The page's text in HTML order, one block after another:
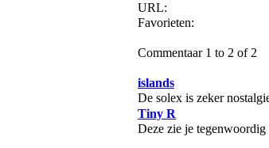
URL:
Favorieten:
Commentaar 1 to 2 of 2
islands
De solex is zeker
Tiny R
Deze zie je